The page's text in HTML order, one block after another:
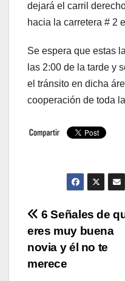
dejará el carril
hacia la carretera # 2
Se espera que estas
las 2:00 de la tarde y
el tránsito en dicha
cooperación de toda
de
entradas
6 Señales de
eres muy buena
novia y él no te
merece